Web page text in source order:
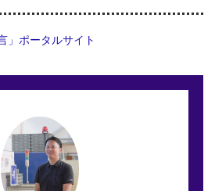
」ポータルサイト